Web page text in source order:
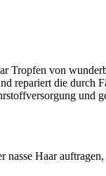
Tropfen von
die durch
und
Haar